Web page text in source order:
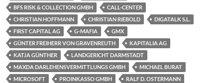
BFS RISK & COLLECTION GMBH
CALL-CENTER
CHRISTIAN HOFFMANN
CHRISTIAN RIEBOLD
DIGATALK S.L.
FIRST CAPITAL AG
G-MAFIA
GMX
GÜNTER FREIHERR VON GRAVENREUTH
KAPITALIA AG
KATJA GÜNTHER
LANDGERICHT DARMSTADT
MAXDA DARLEHENSVERMITTLUNGS GMBH
MICHAEL BURAT
MICROSOFT
PROINKASSO GMBH
RALF D. OSTERMANN